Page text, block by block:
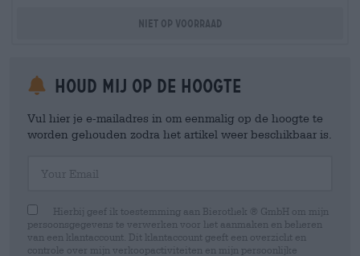
Niet op voorraad
Houd mij op de hoogte
Vul hier je e-mailadres in om eenmalig op de hoogte te
worden gehouden zodra het artikel weer beschikbaar is.
Hierbij geef ik toestemming aan Bierothek ® GmbH om mijn
persoonsgegevens te verwerken voor het aanmaken en beheren
van een klantaccount. Dit klantaccount geeft een overzicht en
controle over mijn verkoopactiviteiten en mijn persoonlijke